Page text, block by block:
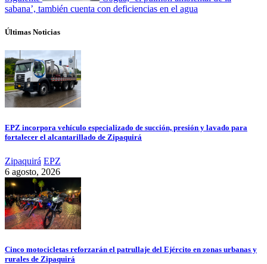
sabana’, también cuenta con deficiencias en el agua
Últimas Noticias
EPZ incorpora vehículo especializado de succión, presión y lavado para
fortalecer el alcantarillado de Zipaquirá
Zipaquirá EPZ
6 agosto, 2026
Cinco motocicletas reforzarán el patrullaje del Ejército en zonas urbanas y
rurales de Zipaquirá